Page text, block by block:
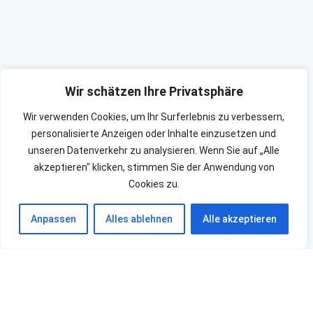
Wir schätzen Ihre Privatsphäre
Wir verwenden Cookies, um Ihr Surferlebnis zu verbessern,
personalisierte Anzeigen oder Inhalte einzusetzen und
unseren Datenverkehr zu analysieren. Wenn Sie auf „Alle
akzeptieren" klicken, stimmen Sie der Anwendung von
Cookies zu.
Anpassen Alles ablehnen Alle akzeptieren